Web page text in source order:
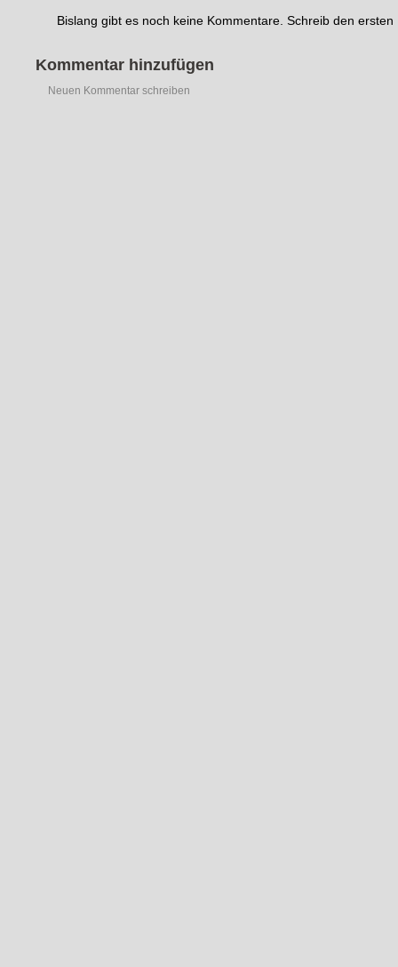
Bislang gibt es noch keine Kommentare. Schreib den ersten
Kommentar hinzufügen
Neuen Kommentar schreiben